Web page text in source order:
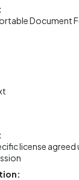
Document
license agreed